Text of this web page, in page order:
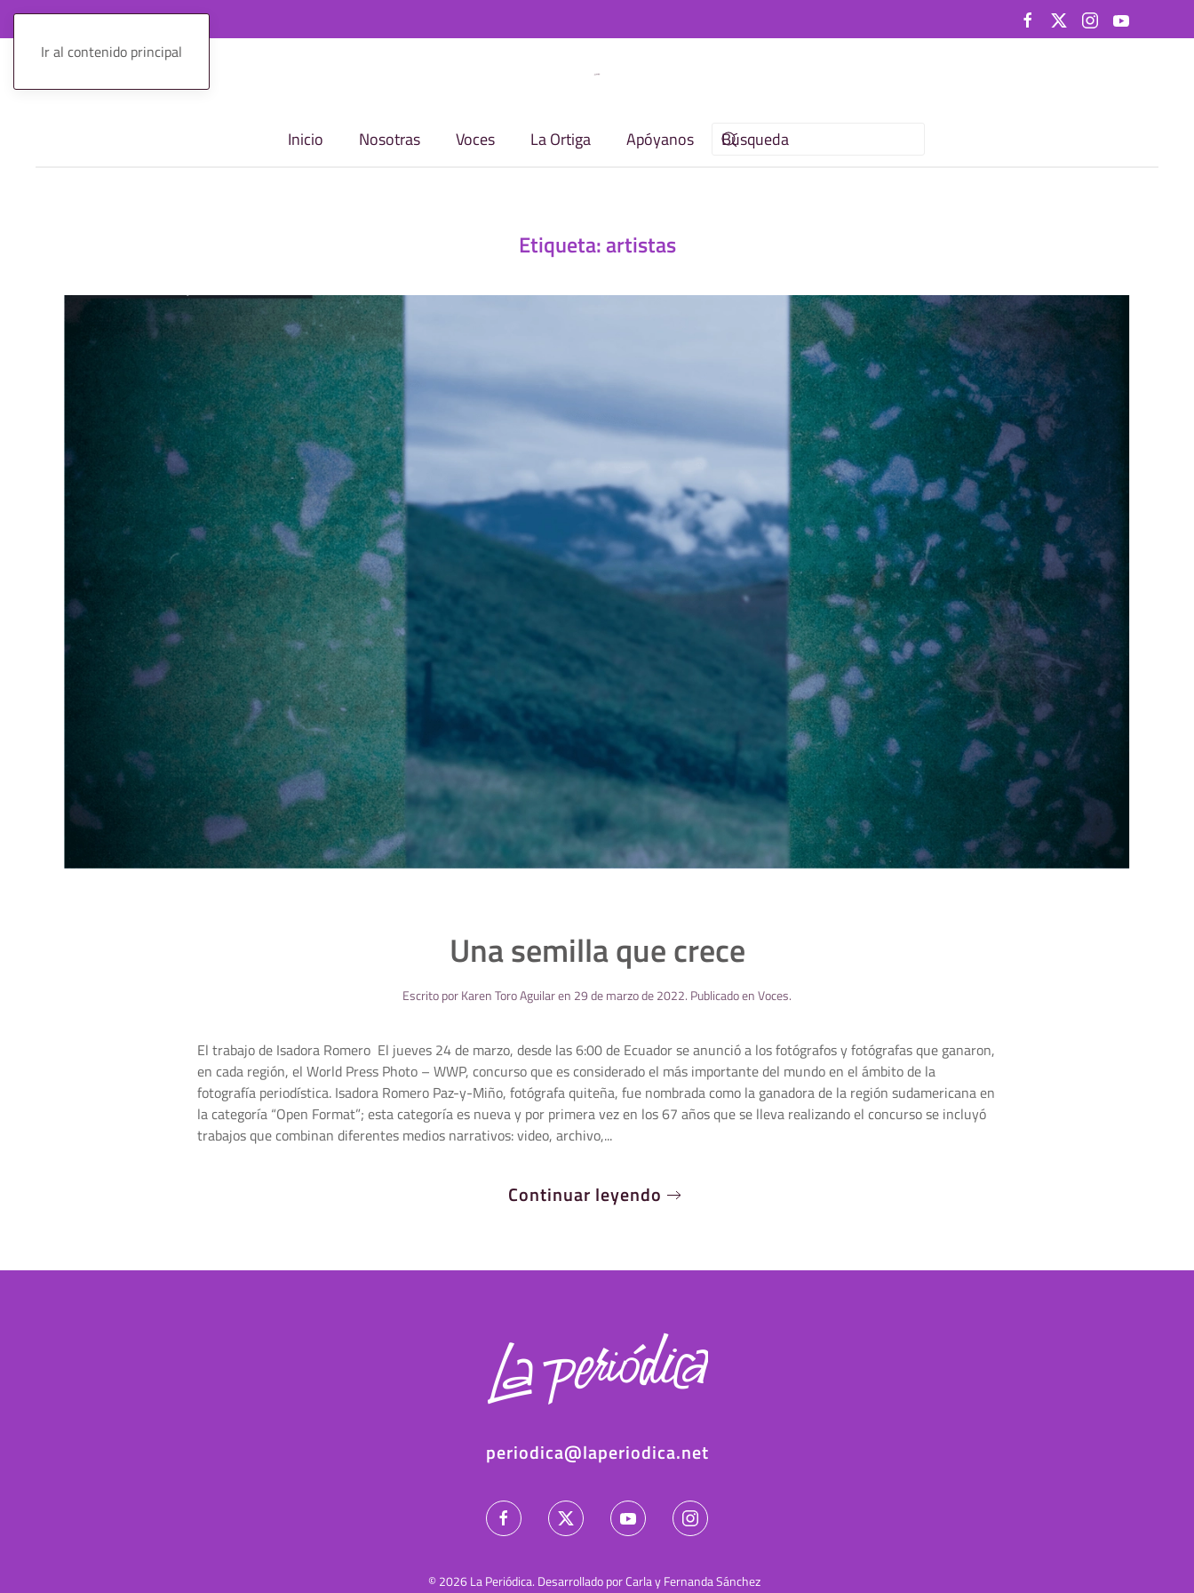
Ir al contenido principal
Inicio Nosotras Voces La Ortiga Apóyanos
Etiqueta:artistas
Una semilla que crece
Escrito porKaren Toro Aguilaren 29 de marzo de 2022. Publicado enVoces.
El trabajo de Isadora Romero El jueves 24 de marzo, desde las 6:00 de Ecuador se anunció a los fotógrafos y fotógrafas que ganaron,
en cada región, el World Press Photo – WWP, concurso que es considerado el más importante del mundo en el ámbito de la
fotografía periodística. Isadora Romero Paz-y-Miño, fotógrafa quiteña, fue nombrada como la ganadora de la región sudamericana en
la categoría “Open Format”; esta categoría es nueva y por primera vez en los 67 años que se lleva realizando el concurso se incluyó
trabajos que combinan diferentes medios narrativos: video, archivo,...
Continuar leyendo
periodica@laperiodica.net
©2026La Periódica. Desarrollado por Carla y Fernanda Sánchez